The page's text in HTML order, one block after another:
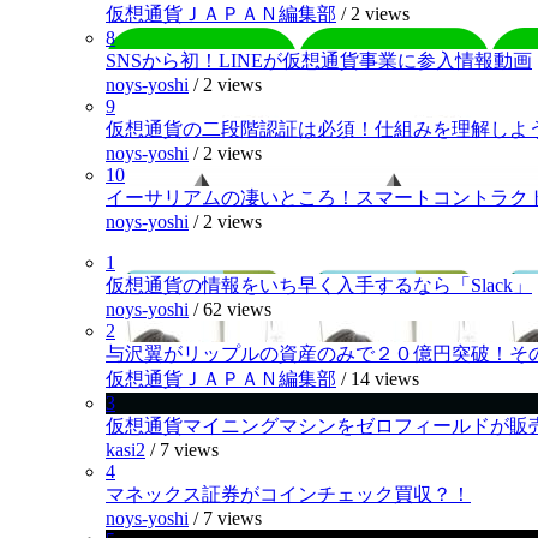
仮想通貨ＪＡＰＡＮ編集部 / 2 views
8
SNSから初！LINEが仮想通貨事業に参入情報動画
noys-yoshi / 2 views
9
仮想通貨の二段階認証は必須！仕組みを理解しよ
noys-yoshi / 2 views
10
イーサリアムの凄いところ！スマートコントラク
noys-yoshi / 2 views
1
仮想通貨の情報をいち早く入手するなら「Slack」
noys-yoshi /62 views
2
与沢翼がリップルの資産のみで２０億円突破！そ
仮想通貨ＪＡＰＡＮ編集部 / 14 views
3
仮想通貨マイニングマシンをゼロフィールドが販
kasi2 / 7 views
4
マネックス証券がコインチェック買収？！
noys-yoshi / 7 views